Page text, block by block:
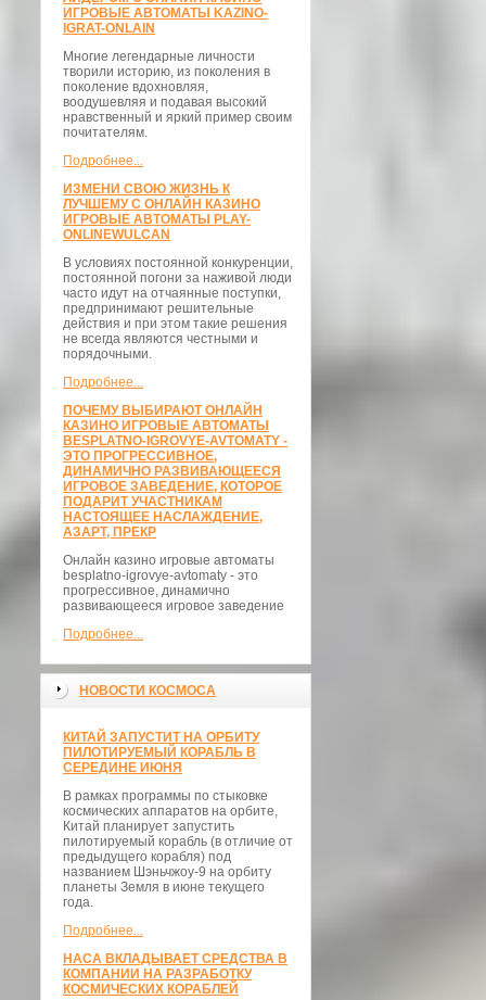
ИГРОВЫЕ АВТОМАТЫ KAZINO-
IGRAT-ONLAIN
Многие легендарные личности
творили историю, из поколения в
поколение вдохновляя,
воодушевляя и подавая высокий
нравственный и яркий пример своим
почитателям.
Подробнее...
ИЗМЕНИ СВОЮ ЖИЗНЬ К
ЛУЧШЕМУ С ОНЛАЙН КАЗИНО
ИГРОВЫЕ АВТОМАТЫ PLAY-
ONLINEWULCAN
В условиях постоянной конкуренции,
постоянной погони за наживой люди
часто идут на отчаянные поступки,
предпринимают решительные
действия и при этом такие решения
не всегда являются честными и
порядочными.
Подробнее...
ПОЧЕМУ ВЫБИРАЮТ ОНЛАЙН
КАЗИНО ИГРОВЫЕ АВТОМАТЫ
BESPLATNO-IGROVYE-AVTOMATY -
ЭТО ПРОГРЕССИВНОЕ,
ДИНАМИЧНО РАЗВИВАЮЩЕЕСЯ
ИГРОВОЕ ЗАВЕДЕНИЕ, КОТОРОЕ
ПОДАРИТ УЧАСТНИКАМ
НАСТОЯЩЕЕ НАСЛАЖДЕНИЕ,
АЗАРТ, ПРЕКР
Онлайн казино игровые автоматы
besplatno-igrovye-avtomaty - это
прогрессивное, динамично
развивающееся игровое заведение
Подробнее...
НОВОСТИ КОСМОСА
КИТАЙ ЗАПУСТИТ НА ОРБИТУ
ПИЛОТИРУЕМЫЙ КОРАБЛЬ В
СЕРЕДИНЕ ИЮНЯ
В рамках программы по стыковке
космических аппаратов на орбите,
Китай планирует запустить
пилотируемый корабль (в отличие от
предыдущего корабля) под
названием Шэньчжоу-9 на орбиту
планеты Земля в июне текущего
года.
Подробнее...
НАСА ВКЛАДЫВАЕТ СРЕДСТВА В
КОМПАНИИ НА РАЗРАБОТКУ
КОСМИЧЕСКИХ КОРАБЛЕЙ